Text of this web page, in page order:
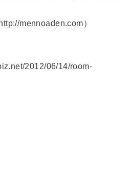
mennoaden.com）
2012/06/14/room-